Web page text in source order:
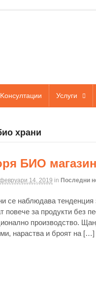
Kонсултации Услуги
храни
БИО
февруари 14, 2019 in Последни
се наблюдава
повече за продукти без
производство.
нараства и броят на […]